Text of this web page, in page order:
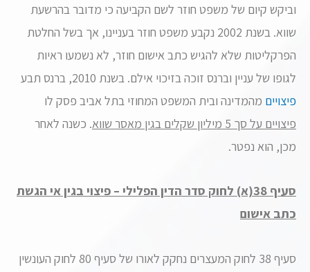
וביקש קיום של משפט חוזר לשם הקביעה כי מדובר בהרשעת
שווא. בשנת 2002 נקבע משפט חוזר בעניינו, אך בשל החלטת
הפרקליטות שלא להגיש כתב אישום חוזר, לא נשמעו ראיות
לגופו של עניין וברנס זוכה בזיכוי אילם. בשנת 2010, ברנס תבע
פיצויים מהמדינה ובית המשפט המחוזי בתל אביב פסק לו
פיצויים על סך 5 מיליון שקלים בגין מאסר שווא
. כשנה לאחר
מכן, הוא נפטר.
סעיף 38(א) לחוק סדר הדין הפלילי – פיצוי בגין אי הגשת
כתב אישום
סעיף 38 לחוק המעצרים נחקק לאורו של סעיף 80 לחוק העונשין